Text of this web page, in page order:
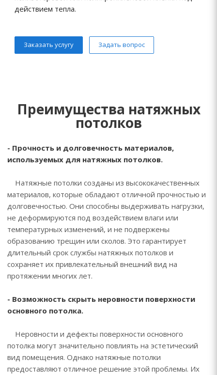
действием тепла.
Заказать услугу Задать вопрос
Преимущества натяжных
потолков
- Прочность и долговечность материалов,
используемых для натяжных потолков.
Натяжные потолки созданы из высококачественных
материалов, которые обладают отличной прочностью и
долговечностью. Они способны выдерживать нагрузки,
не деформируются под воздействием влаги или
температурных изменений, и не подвержены
образованию трещин или сколов. Это гарантирует
длительный срок службы натяжных потолков и
сохраняет их привлекательный внешний вид на
протяжении многих лет.
- Возможность скрыть неровности поверхности
основного потолка.
Неровности и дефекты поверхности основного
потолка могут значительно повлиять на эстетический
вид помещения. Однако натяжные потолки
предоставляют отличное решение этой проблемы. Их